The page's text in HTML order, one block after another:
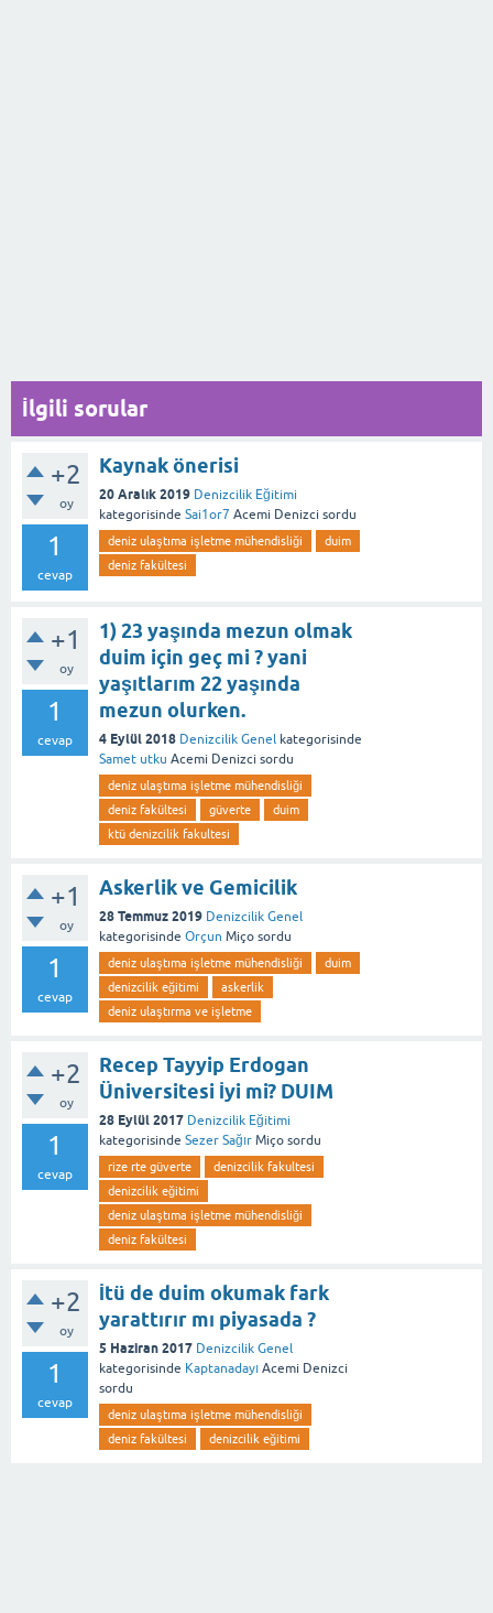
İlgili sorular
+2
oy
1
cevap
Kaynak önerisi
20 Aralık 2019 Denizcilik Eğitimi
kategorisinde Sai1or7 Acemi Denizci sordu
deniz ulaştıma işletme mühendisliği
duim
deniz fakültesi
+1
oy
1
cevap
1) 23 yaşında mezun olmak
duim için geç mi ? yani
yaşıtlarım 22 yaşında
mezun olurken.
4 Eylül 2018 Denizcilik Genel kategorisinde
Samet utku Acemi Denizci sordu
deniz ulaştıma işletme mühendisliği
deniz fakültesi
güverte
duim
ktü denizcilik fakultesi
+1
oy
1
cevap
Askerlik ve Gemicilik
28 Temmuz 2019 Denizcilik Genel
kategorisinde Orçun Miço sordu
deniz ulaştıma işletme mühendisliği
duim
denizcilik eğitimi
askerlik
deniz ulaştırma ve işletme
+2
oy
1
cevap
Recep Tayyip Erdogan
Üniversitesi İyi mi? DUIM
28 Eylül 2017 Denizcilik Eğitimi
kategorisinde Sezer Sağır Miço sordu
rize rte güverte
denizcilik fakultesi
denizcilik eğitimi
deniz ulaştıma işletme mühendisliği
deniz fakültesi
+2
oy
1
cevap
İtü de duim okumak fark
yarattırır mı piyasada ?
5 Haziran 2017 Denizcilik Genel
kategorisinde Kaptanadayı Acemi Denizci
sordu
deniz ulaştıma işletme mühendisliği
deniz fakültesi
denizcilik eğitimi